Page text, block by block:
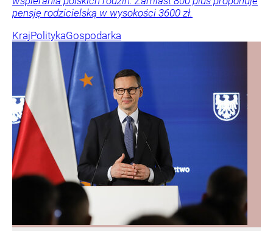
pensję rodzicielską w wysokości 3600 zł.
KrajPolitykaGospodarka